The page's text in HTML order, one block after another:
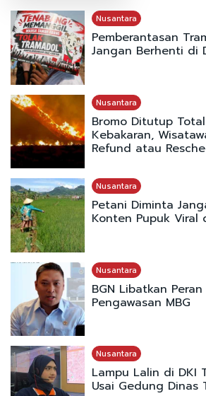
Nusantara
Pemberantasan
Jangan Berhenti di
Nusantara
Bromo Ditutup
Kebakaran,
Refund atau
Nusantara
Petani Diminta
Konten Pupuk Viral
Nusantara
BGN Libatkan
Pengawasan MBG
Nusantara
Lampu Lalin di DKI
Usai Gedung Dinas